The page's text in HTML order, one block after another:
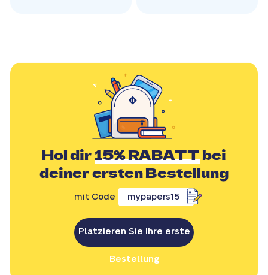
Hol dir15% RABATTbei
deiner ersten Bestellung
mit Code mypapers15
Platzieren Sie Ihre erste
Bestellung